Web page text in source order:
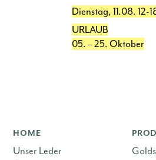
Dienstag, 11.08. 12-
URLAUB
05. – 25. Oktober
HOME
Unser Leder